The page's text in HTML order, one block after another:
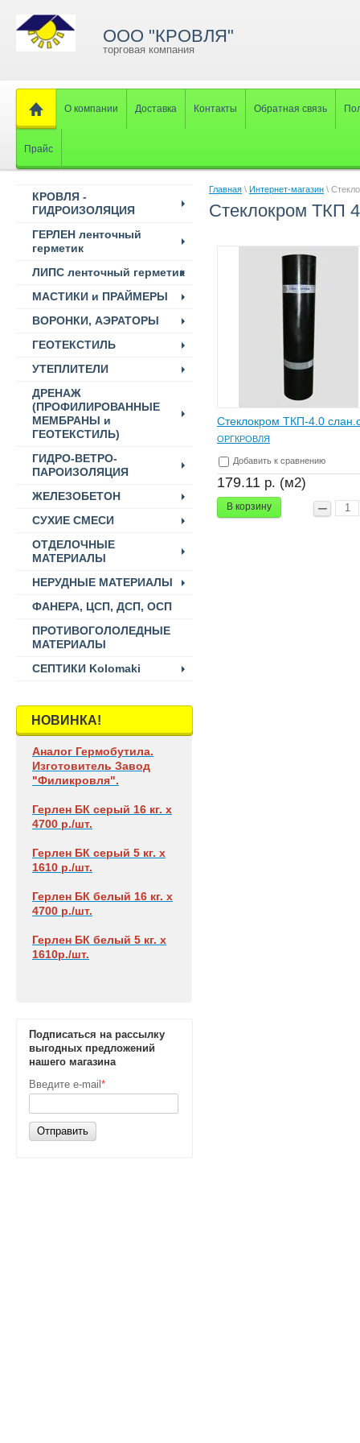
ООО "КРОВЛЯ"
торговая компания
О компании Доставка Контакты Обратная связь
Прайс
КРОВЛЯ -
ГИДРОИЗОЛЯЦИЯ
ГЕРЛЕН ленточный
герметик
ЛИПС ленточный герметик
МАСТИКИ и ПРАЙМЕРЫ
ВОРОНКИ, АЭРАТОРЫ
ГЕОТЕКСТИЛЬ
УТЕПЛИТЕЛИ
ДРЕНАЖ
(ПРОФИЛИРОВАННЫЕ
МЕМБРАНЫ и
ГЕОТЕКСТИЛЬ)
ГИДРО-ВЕТРО-
ПАРОИЗОЛЯЦИЯ
ЖЕЛЕЗОБЕТОН
СУХИЕ СМЕСИ
ОТДЕЛОЧНЫЕ
МАТЕРИАЛЫ
НЕРУДНЫЕ МАТЕРИАЛЫ
ФАНЕРА, ЦСП, ДСП, ОСП
ПРОТИВОГОЛОЛЕДНЫЕ
МАТЕРИАЛЫ
СЕПТИКИ Kolomaki
НОВИНКА!
Аналог Гермобутила.
Изготовитель Завод
"Филикровля".
Герлен БК серый 16 кг. х
4700 р./шт.
Герлен БК серый 5 кг. х
1610 р./шт.
Герлен БК белый 16 кг. х
4700 р./шт.
Герлен БК белый 5 кг. х
1610р./шт.
Подписаться на рассылку
выгодных предложений
нашего магазина
Введите e-mail *
Отправить
Главная \ Интернет-магазин \
Стеклокром ТКП
Стеклокром ТКП-4.0
ОРГКРОВЛЯ
Добавить к сравнению
179.11 р. (м2)
В корзину